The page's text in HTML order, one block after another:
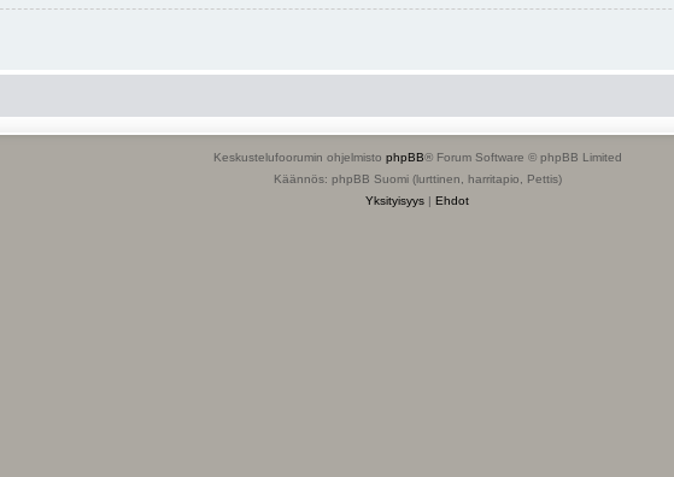
Keskustelufoorumin ohjelmisto phpBB® Forum Software © phpBB Limited
Käännös: phpBB Suomi (lurttinen, harritapio, Pettis)
Yksityisyys | Ehdot